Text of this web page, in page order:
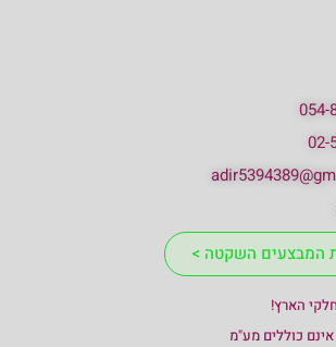
054-
02-
המבצעים השקטה >
הארץ!
כוללים מע"מ